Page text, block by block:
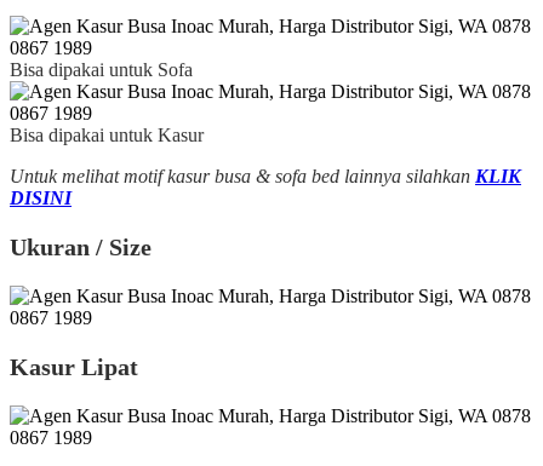
Bisa dipakai untuk Sofa
Bisa dipakai untuk Kasur
Untuk melihat motif kasur busa & sofa bed lainnya silahkan KLIK
DISINI
Ukuran / Size
Kasur Lipat